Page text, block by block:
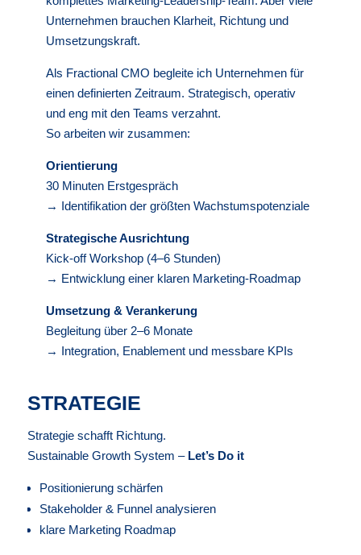
Unternehmen brauchen Klarheit, Richtung und
Umsetzungskraft.
Als Fractional CMO begleite ich Unternehmen für
einen definierten Zeitraum. Strategisch, operativ
und eng mit den Teams verzahnt.
So arbeiten wir zusammen:
Orientierung
30 Minuten Erstgespräch
→ Identifikation der größten Wachstumspotenziale
Strategische Ausrichtung
Kick-off Workshop (4–6 Stunden)
→ Entwicklung einer klaren Marketing-Roadmap
Umsetzung & Verankerung
Begleitung über 2–6 Monate
→ Integration, Enablement und messbare KPIs
STRATEGIE
Strategie schafft Richtung.
Sustainable Growth System – Let’s Do it
Positionierung schärfen
Stakeholder & Funnel analysieren
klare Marketing Roadmap